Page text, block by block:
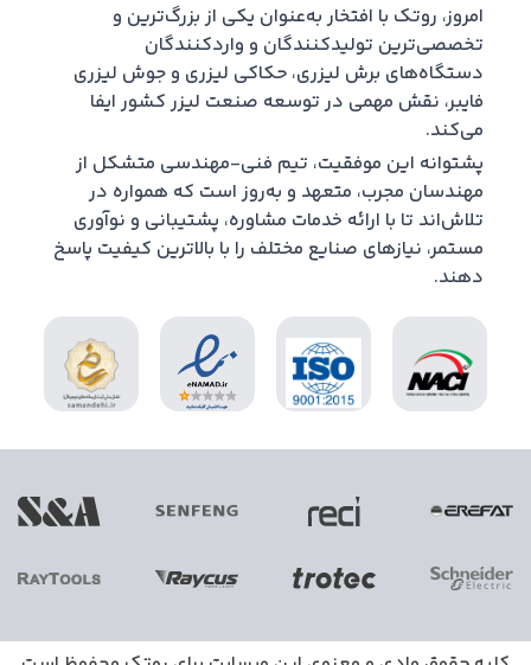
امروز، روتک با افتخار به‌عنوان یکی از بزرگ‌ترین و
تخصصی‌ترین تولیدکنندگان و واردکنندگان
دستگاه‌های برش لیزری، حکاکی لیزری و جوش لیزری
فایبر، نقش مهمی در توسعه صنعت لیزر کشور ایفا
می‌کند.
پشتوانه این موفقیت، تیم فنی-مهندسی متشکل از
مهندسان مجرب، متعهد و به‌روز است که همواره در
تلاش‌اند تا با ارائه خدمات مشاوره، پشتیبانی و نوآوری
مستمر، نیازهای صنایع مختلف را با بالاترین کیفیت پاسخ
دهند.